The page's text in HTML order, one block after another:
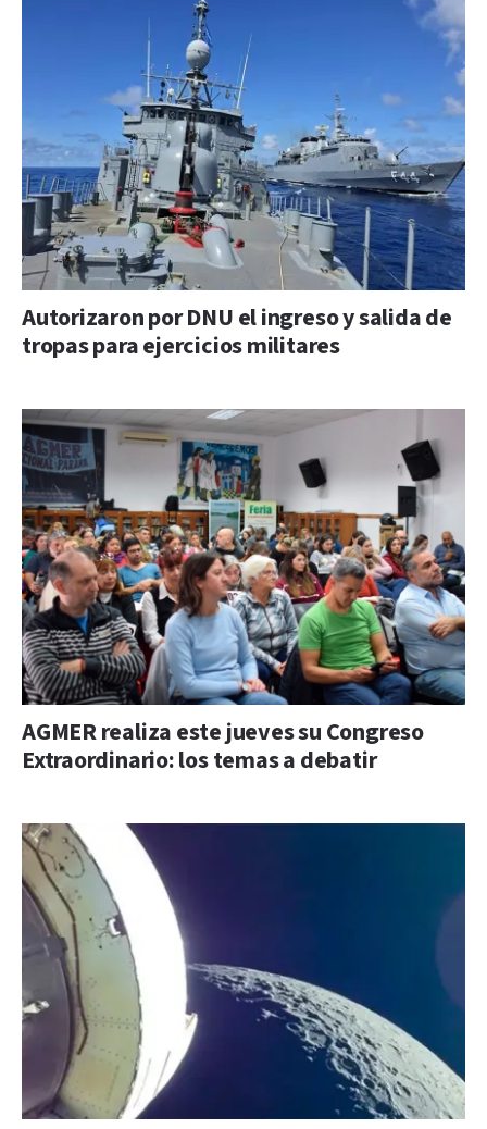
Autorizaron por DNU el ingreso y salida de
tropas para ejercicios militares
AGMER realiza este jueves su Congreso
Extraordinario: los temas a debatir